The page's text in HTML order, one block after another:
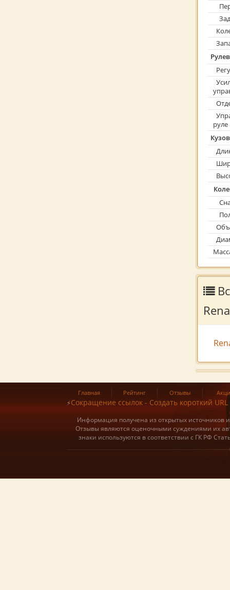
руле
Главная Рейтинг Отзывы
⚡Сокращение ссылок - Создать короткий URL
Информация получена из открытых источников
Отзывы являются оценочными суждениями их
знаки используются в соответствии с ГК РФ